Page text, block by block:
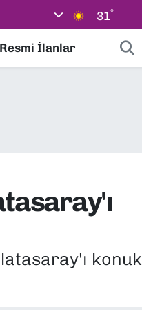
31°
Resmi İlanlar
konuk